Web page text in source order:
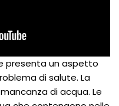
presenta un aspetto
di salute. La
di acqua. Le